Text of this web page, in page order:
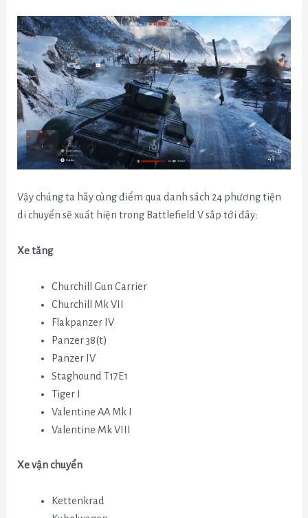
Vậy chúng ta hãy cùng điểm qua danh sách 24 phương tiện
di chuyển sẽ xuất hiện trong Battlefield V sắp tới đây:
Xe tăng
Churchill Gun Carrier
Churchill Mk VII
Flakpanzer IV
Panzer 38(t)
Panzer IV
Staghound T17E1
Tiger I
Valentine AA Mk I
Valentine Mk VIII
Xe vận chuyển
Kettenkrad